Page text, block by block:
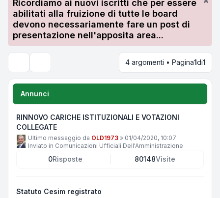
Ricordiamo ai nuovi iscritti che per essere
abilitati alla fruizione di tutte le board
devono necessariamente fare un post di
presentazione nell'apposita area...
4 argomenti • Pagina1di1
Annunci
RINNOVO CARICHE ISTITUZIONALI E VOTAZIONI
COLLEGATE
Ultimo messaggio da OLD1973 » 01/04/2020, 10:07
Inviato in Comunicazioni Ufficiali Dell'Amministrazione
0Risposte 80148Visite
Statuto Cesim registrato